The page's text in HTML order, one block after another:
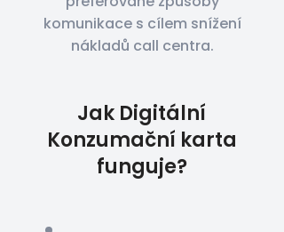
komunikace s cílem snížení
nákladů call centra.
Jak Digitální
Konzumační karta
funguje?